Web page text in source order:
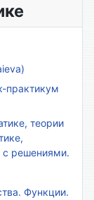
практикум
теории
с решениями.
Функции.